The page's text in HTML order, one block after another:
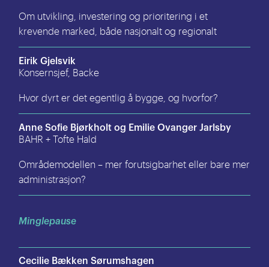
Om utvikling, investering og prioritering i et
krevende marked, både nasjonalt og regionalt
Eirik Gjelsvik
Konsernsjef, Backe
Hvor dyrt er det egentlig å bygge, og hvorfor?
Anne Sofie Bjørkholt og Emilie Ovanger Jarlsby
BAHR + Tofte Hald
Områdemodellen – mer forutsigbarhet eller bare mer
administrasjon?
Minglepause
Cecilie Bækken Sørumshagen